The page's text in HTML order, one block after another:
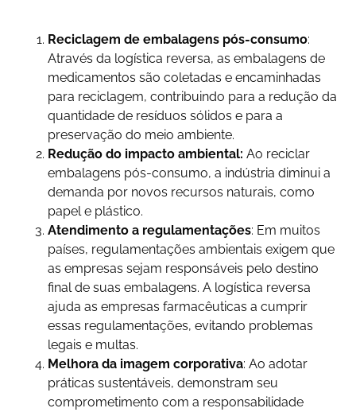
Reciclagem de embalagens pós-consumo:
Através da logística reversa, as embalagens de
medicamentos são coletadas e encaminhadas
para reciclagem, contribuindo para a redução da
quantidade de resíduos sólidos e para a
preservação do meio ambiente.
Redução do impacto ambiental: Ao reciclar
embalagens pós-consumo, a indústria diminui a
demanda por novos recursos naturais, como
papel e plástico.
Atendimento a regulamentações: Em muitos
países, regulamentações ambientais exigem que
as empresas sejam responsáveis pelo destino
final de suas embalagens. A logística reversa
ajuda as empresas farmacêuticas a cumprir
essas regulamentações, evitando problemas
legais e multas.
Melhora da imagem corporativa: Ao adotar
práticas sustentáveis, demonstram seu
comprometimento com a responsabilidade